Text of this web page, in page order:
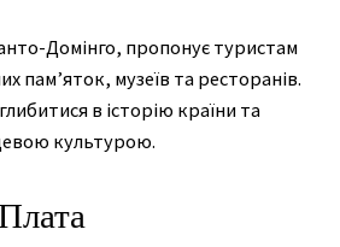
Домінго, пропонує туристам
пам’яток, музеїв та ресторанів.
в історію країни та
культурою.